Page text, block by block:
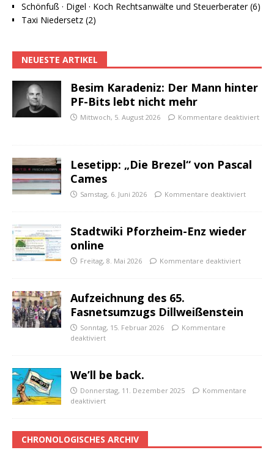
Schönfuß · Digel · Koch Rechtsanwälte und Steuerberater (6)
Taxi Niedersetz (2)
NEUESTE ARTIKEL
Besim Karadeniz: Der Mann hinter
PF-Bits lebt nicht mehr
Mittwoch, 5. August 2026 Kommentare deaktiviert
Lesetipp: „Die Brezel“ von Pascal
Cames
Samstag, 6. Juni 2026 Kommentare deaktiviert
Stadtwiki Pforzheim-Enz wieder
online
Freitag, 8. Mai 2026 Kommentare deaktiviert
Aufzeichnung des 65.
Fasnetsumzugs Dillweißenstein
Sonntag, 15. Februar 2026
Kommentare
deaktiviert
We’ll be back.
Donnerstag, 11. Dezember 2025
Kommentare
deaktiviert
CHRONOLOGISCHES ARCHIV